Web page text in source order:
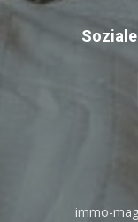
immo-